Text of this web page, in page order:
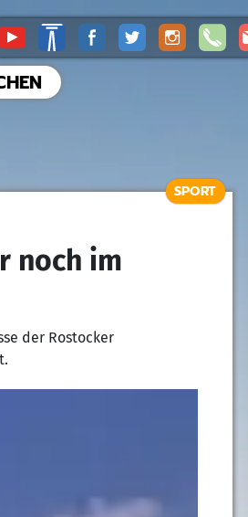
SPORT
noch im
der Rostocker